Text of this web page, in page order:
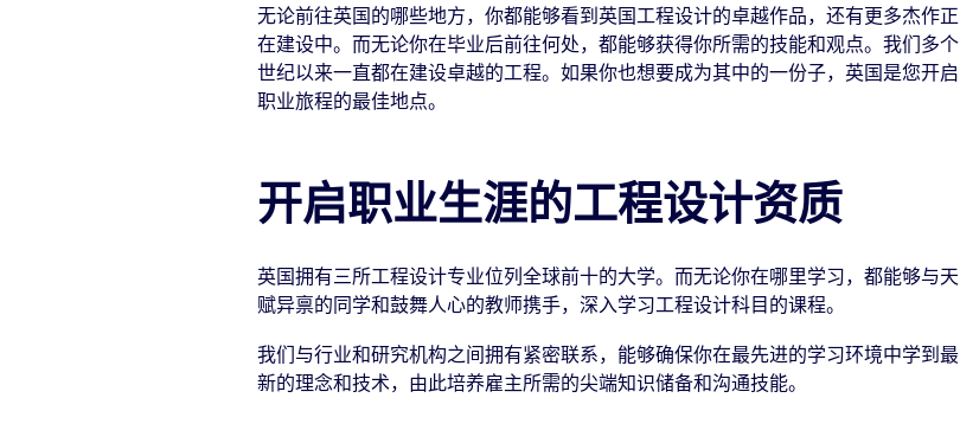
无论前往英国的哪些地方，你都能够看到英国工程设计的卓越作品，还有更多杰作正
在建设中。而无论你在毕业后前往何处，都能够获得你所需的技能和观点。我们多个
世纪以来一直都在建设卓越的工程。如果你也想要成为其中的一份子，英国是您开启
职业旅程的最佳地点。
开启职业生涯的工程设计资质
英国拥有三所工程设计专业位列全球前十的大学。而无论你在哪里学习，都能够与天
赋异禀的同学和鼓舞人心的教师携手，深入学习工程设计科目的课程。
我们与行业和研究机构之间拥有紧密联系，能够确保你在最先进的学习环境中学到最
新的理念和技术，由此培养雇主所需的尖端知识储备和沟通技能。